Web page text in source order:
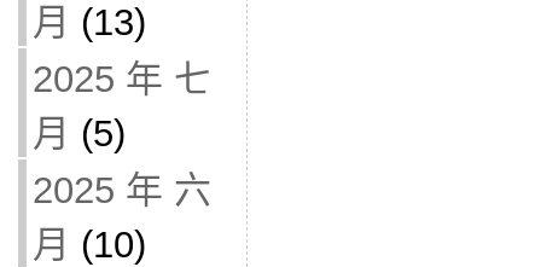
月 (13)
2025 年 七
月 (5)
2025 年 六
月 (10)